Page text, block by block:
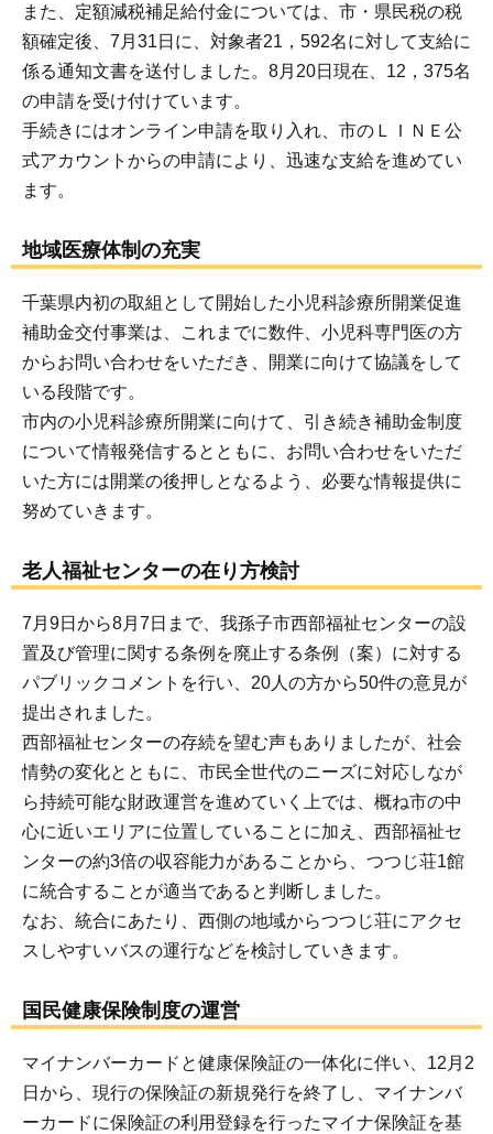
また、定額減税補足給付金については、市・県民税の税
額確定後、7月31日に、対象者21，592名に対して支給に
係る通知文書を送付しました。8月20日現在、12，375名
の申請を受け付けています。
手続きにはオンライン申請を取り入れ、市のＬＩＮＥ公
式アカウントからの申請により、迅速な支給を進めてい
ます。
地域医療体制の充実
千葉県内初の取組として開始した小児科診療所開業促進
補助金交付事業は、これまでに数件、小児科専門医の方
からお問い合わせをいただき、開業に向けて協議をして
いる段階です。
市内の小児科診療所開業に向けて、引き続き補助金制度
について情報発信するとともに、お問い合わせをいただ
いた方には開業の後押しとなるよう、必要な情報提供に
努めていきます。
老人福祉センターの在り方検討
7月9日から8月7日まで、我孫子市西部福祉センターの設
置及び管理に関する条例を廃止する条例（案）に対する
パブリックコメントを行い、20人の方から50件の意見が
提出されました。
西部福祉センターの存続を望む声もありましたが、社会
情勢の変化とともに、市民全世代のニーズに対応しなが
ら持続可能な財政運営を進めていく上では、概ね市の中
心に近いエリアに位置していることに加え、西部福祉セ
ンターの約3倍の収容能力があることから、つつじ荘1館
に統合することが適当であると判断しました。
なお、統合にあたり、西側の地域からつつじ荘にアクセ
スしやすいバスの運行などを検討していきます。
国民健康保険制度の運営
マイナンバーカードと健康保険証の一体化に伴い、12月2
日から、現行の保険証の新規発行を終了し、マイナンバ
ーカードに保険証の利用登録を行ったマイナ保険証を基